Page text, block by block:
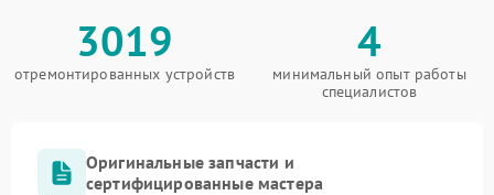
3019
отремонтированных устройств
4
минимальный опыт работы
специалистов
Оригинальные запчасти и
сертифицированные мастера